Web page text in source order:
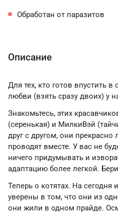
Обработан от паразитов
Описание
Для тех, кто готов впустить
любви (взять сразу двоих) у
Знакомьтесь, этих
(серенькая) и МилкиВэй
друг с другом, они прекрасно
проводят вместе. У вас не
ничего придумывать и
адаптацию более легкой.
Теперь о котятах. На
уверены в том, что они из
они жили в одном прайде.